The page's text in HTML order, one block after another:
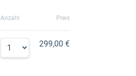
Anzahl Preis
299,00 €